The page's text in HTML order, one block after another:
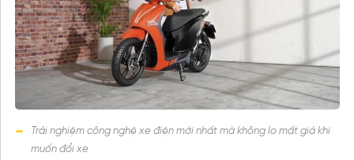
Trải nghiệm công nghệ xe điện mới nhất mà không lo mất giá khi
muốn đổi xe